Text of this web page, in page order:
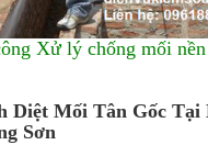
Xử lý chống mối
Diệt Mối Tân Gốc Tại
Sơn